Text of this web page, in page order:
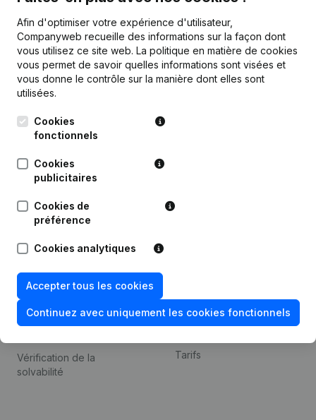
Afin d'optimiser votre expérience d'utilisateur,
Companyweb recueille des informations sur la façon dont
vous utilisez ce site web. La politique en matière de cookies
vous permet de savoir quelles informations sont visées et
vous donne le contrôle sur la manière dont elles sont
utilisées.
Cookies
fonctionnels
Cookies
publicitaires
Cookies de
préférence
Cookies analytiques
Accepter tous les cookies
Continuez avec uniquement les cookies fonctionnels
Français
Leuvensesteenweg
248D,
Produit
Informations d’entreprise
Monitoring
Recherche internationale
Thème
de la fraude
Consulter des comptes
annuels
Recherche de numéro de
Vérification de la
solvabilité
Contact
Tarifs